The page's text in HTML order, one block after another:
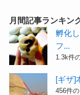
月間記事ランキン
孵化
フ...
1.3k件
[ギザ]
456件